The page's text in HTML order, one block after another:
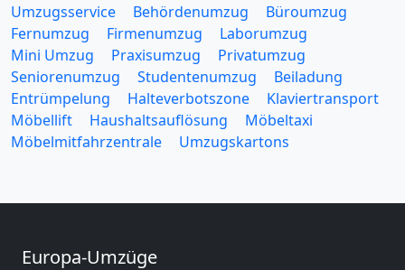
Umzugsservice Behördenumzug
Büroumzug
Fernumzug
Firmenumzug
Laborumzug
Mini Umzug
Praxisumzug
Privatumzug
Seniorenumzug
Studentenumzug
Beiladung
Entrümpelung
Halteverbotszone
Klaviertransport
Möbellift
Haushaltsauflösung
Möbeltaxi
Möbelmitfahrzentrale
Umzugskartons
Europa-Umzüge